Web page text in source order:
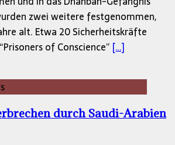
zwei weitere festgenommen,
alt. Etwa 20 Sicherheitskräfte
of Conscience” […]
durch Saudi-Arabien